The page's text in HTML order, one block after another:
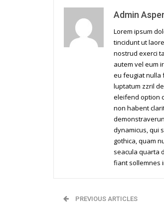
Admin
Lorem ipsum
tincidunt ut
nostrud exerci
autem vel eum
eu feugiat nulla
luptatum zzril
eleifend option
non habent
dynamicus, qui
gothica, quam
seacula quarta
fiant sollemnes
PREVIOUS ARTICLES